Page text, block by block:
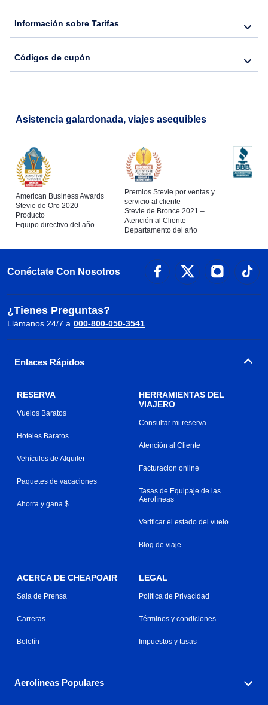
Información sobre Tarifas
Códigos de cupón
Asistencia galardonada, viajes asequibles
American Business Awards
Stevie de Oro 2020 –
Producto
Equipo directivo del año
Premios Stevie por ventas y
servicio al cliente
Stevie de Bronce 2021 –
Atención al Cliente
Departamento del año
Conéctate Con Nosotros
¿Tienes Preguntas?
Llámanos 24/7 a 000-800-050-3541
Enlaces Rápidos
RESERVA
Vuelos Baratos
Hoteles Baratos
Vehículos de Alquiler
Paquetes de vacaciones
Ahorra y gana $
HERRAMIENTAS DEL
VIAJERO
Consultar mi reserva
Atención al Cliente
Facturacion online
Tasas de Equipaje de las
Aerolíneas
Verificar el estado del vuelo
Blog de viaje
ACERCA DE CHEAPOAIR
Sala de Prensa
Carreras
Boletín
LEGAL
Política de Privacidad
Términos y condiciones
Impuestos y tasas
Aerolíneas Populares